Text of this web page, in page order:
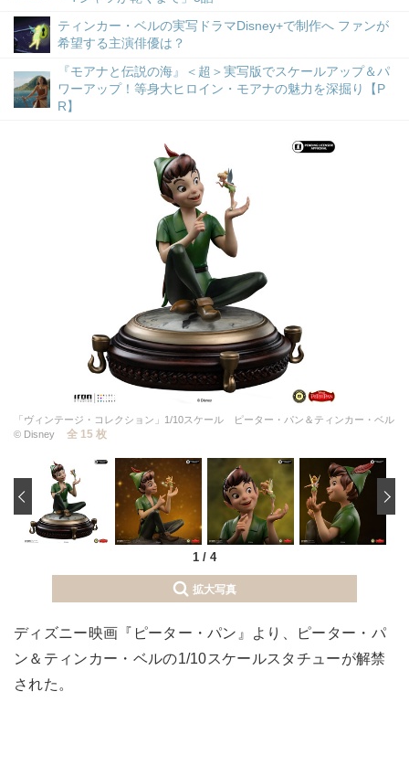
ティンカー・ベルの実写ドラマDisney+で制作へ ファンが
希望する主演俳優は？
『モアナと伝説の海』＜超＞実写版でスケールアップ＆パ
ワーアップ！等身大ヒロイン・モアナの魅力を深掘り【P
R】
「ヴィンテージ・コレクション」1/10スケール ピーター・パン＆ティンカー・ベル
© Disney
全 15 枚
1 / 4
‹
拡大写真
ディズニー映画『ピーター・パン』より、ピーター・パ
ン＆ティンカー・ベルの1/10スケールスタチューが解禁
された。